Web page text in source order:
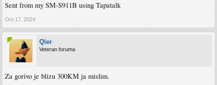
Sent from my SM-S911B using Tapatalk
Oct 17, 2024
Qler
Veteran foruma
Za gorivo je blizu 300KM ja mislim.